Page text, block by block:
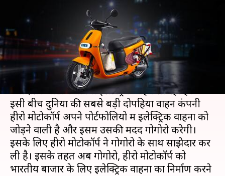
इलेक्ट्रिक दोपहिया वाहन
लेखन Apr 22, 2021 12:38 pm
क्या है खबर?
भारत में प्रदूषण को कम करने में मदद करने के लिए
ज्यादातर ऑटो कंपनियां इलेक्ट्रिक वाहन ला रही हैं।
इसी बीच दुनिया की सबसे बड़ी दोपहिया वाहन कंपनी
हीरो मोटोकॉर्प अपने पोर्टफोलियो में इलेक्ट्रिक वाहनों को
जोड़ने वाली है और इसमें उसकी मदद गोगोरो करेगी।
इसके लिए हीरो मोटोकॉर्प ने गोगोरो के साथ साझेदार कर
ली है। इसके तहत अब गोगोरो, हीरो मोटोकॉर्प को
भारतीय बाजार के लिए इलेक्ट्रिक वाहनों का निर्माण करने